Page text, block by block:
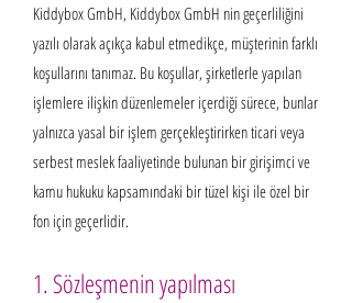
Kiddybox GmbH, Kiddybox GmbH nin geçerliliğini
yazılı olarak açıkça kabul etmedikçe, müşterinin farklı
koşullarını tanımaz. Bu koşullar, şirketlerle yapılan
işlemlere ilişkin düzenlemeler içerdiği sürece, bunlar
yalnızca yasal bir işlem gerçekleştirirken ticari veya
serbest meslek faaliyetinde bulunan bir girişimci ve
kamu hukuku kapsamındaki bir tüzel kişi ile özel bir
fon için geçerlidir.
1. Sözleşmenin yapılması